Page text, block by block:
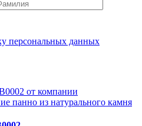
персональных данных